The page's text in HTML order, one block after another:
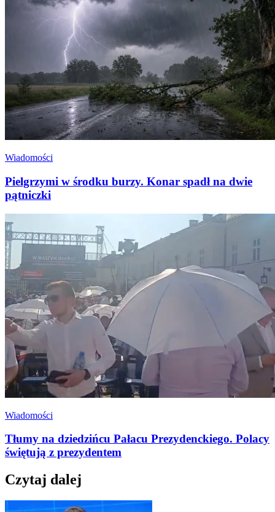
Wiadomości
Pielgrzymi w środku burzy. Konar spadł na dwie
pątniczki
Wiadomości
Tłumy na dziedzińcu Pałacu Prezydenckiego. Polacy
świętują z prezydentem
Czytaj dalej